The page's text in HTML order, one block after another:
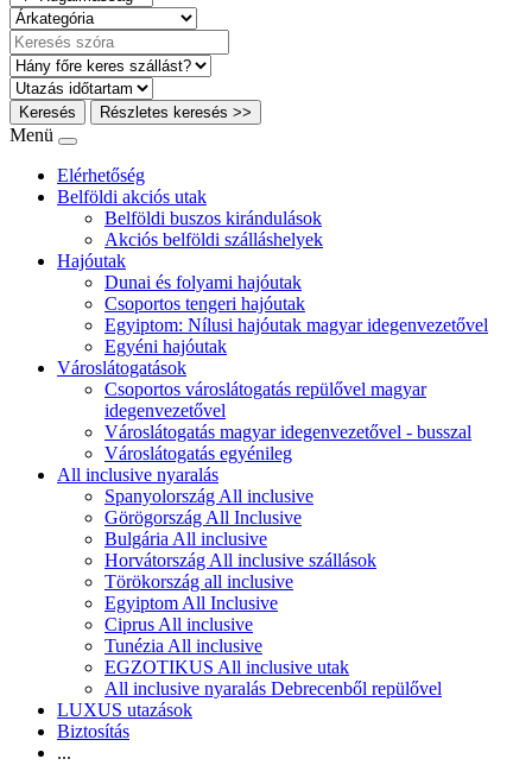
Keresés Részletes keresés >>
Menü
Elérhetőség
Belföldi akciós utak
Belföldi buszos kirándulások
Akciós belföldi szálláshelyek
Hajóutak
Dunai és folyami hajóutak
Csoportos tengeri hajóutak
Egyiptom: Nílusi hajóutak magyar idegenvezetővel
Egyéni hajóutak
Városlátogatások
Csoportos városlátogatás repülővel magyar
idegenvezetővel
Városlátogatás magyar idegenvezetővel - busszal
Városlátogatás egyénileg
All inclusive nyaralás
Spanyolország All inclusive
Görögország All Inclusive
Bulgária All inclusive
Horvátország All inclusive szállások
Törökország all inclusive
Egyiptom All Inclusive
Ciprus All inclusive
Tunézia All inclusive
EGZOTIKUS All inclusive utak
All inclusive nyaralás Debrecenből repülővel
LUXUS utazások
Biztosítás
...